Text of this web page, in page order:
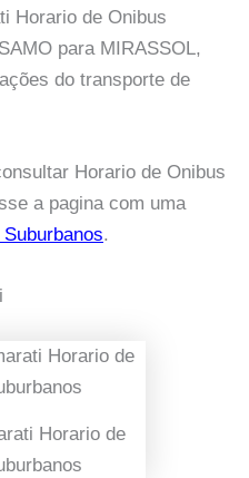
Horario de Onibus
para MIRASSOL,
do transporte de
Horario de Onibus
a pagina com uma
Suburbanos.
Horario de